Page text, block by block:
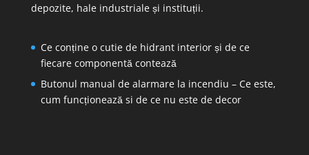
depozite, hale industriale și instituții.
Ce conține o cutie de hidrant interior și de ce
fiecare componentă contează
Butonul manual de alarmare la incendiu – Ce este,
cum funcționează si de ce nu este de decor